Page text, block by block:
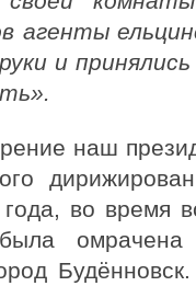
агенты
и
наш
во время